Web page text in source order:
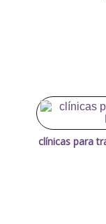
clínicas para